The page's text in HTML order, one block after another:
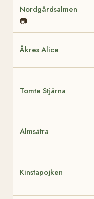
Nordgårdsalmen
📷
Åkres Alice
Tomte Stjärna
Almsätra
Kinstapojken